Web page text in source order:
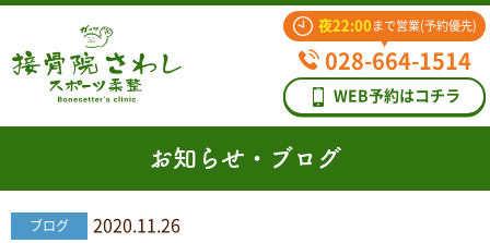
夜22:00 まで営業(予約優先)
028-664-1514
WEB予約はコチラ
お知らせ・ブログ
ブログ 2020.11.26